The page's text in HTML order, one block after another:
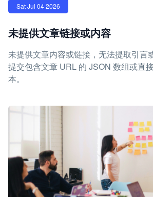
Sat Jul 04 2026
未提供文章链接或内容
未提供文章内容或链接，无法提取引言
提交包含文章 URL 的 JSON 数组或直
本。